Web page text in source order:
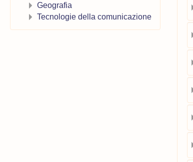
Geografia
Tecnologie della comunicazione